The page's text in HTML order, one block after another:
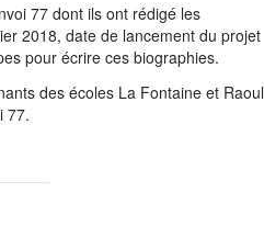
77 dont ils ont rédigé les
2018, date de lancement du projet
pour écrire ces biographies.
des écoles La Fontaine et Raoul
77.